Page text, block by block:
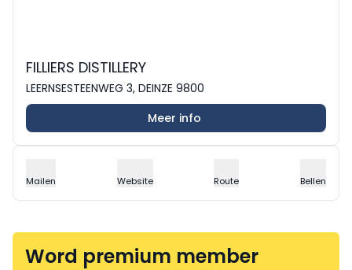
FILLIERS DISTILLERY
LEERNSESTEENWEG 3, DEINZE 9800
Meer info
Mailen Website Route Bellen
Word premium member